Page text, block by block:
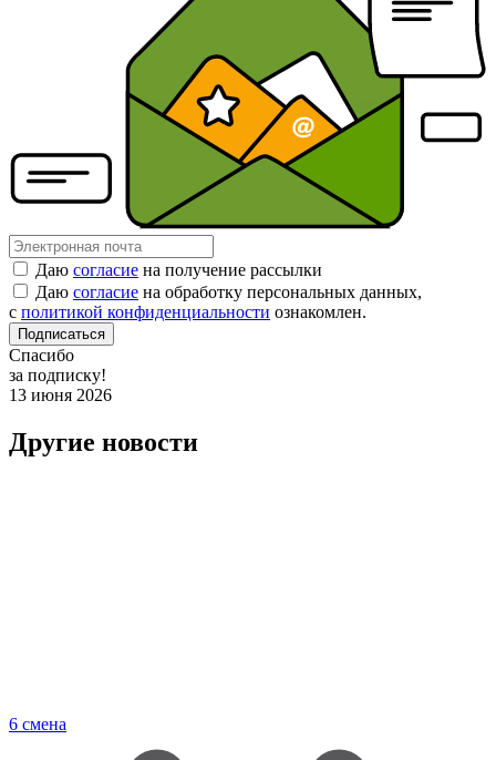
Даю согласие на получение рассылки
Даю согласие на обработку персональных данных,
с политикой конфиденциальности ознакомлен.
Подписаться
Спасибо
за подписку!
13 июня 2026
Другие новости
6 смена